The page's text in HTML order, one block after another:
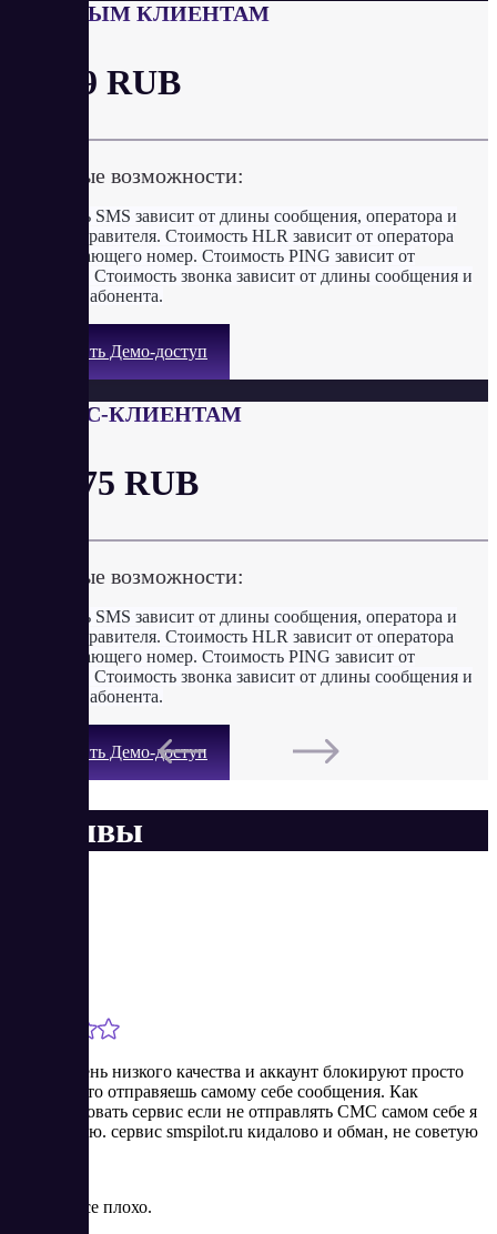
ЧАСТНЫМ КЛИЕНТАМ
от 3.9 RUB
Ключевые возможности:
Стоимость SMS зависит от длины сообщения, оператора и
имени отправителя. Стоимость HLR зависит от оператора
обслуживающего номер. Стоимость PING зависит от
оператора. Стоимость звонка зависит от длины сообщения и
оператора абонента.
Получить Демо-доступ
БИЗНЕС-КЛИЕНТАМ
от 3.75 RUB
Ключевые возможности:
Стоимость SMS зависит от длины сообщения, оператора и
имени отправителя. Стоимость HLR зависит от оператора
обслуживающего номер. Стоимость PING зависит от
оператора. Стоимость звонка зависит от длины сообщения и
оператора абонента.
Получить Демо-доступ
Отзывы
сервис очень низкого качества и аккаунт блокируют просто
так за то что отправяешь самому себе сообщения. Как
протестировать сервис если не отправлять СМС самом себе я
не понимаю. сервис smspilot.ru кидалово и обман, не советую
Ничего, все плохо.